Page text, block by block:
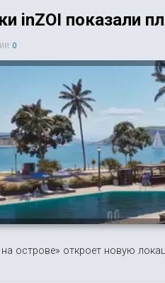
inZOI показали
0
острове» откроет новую